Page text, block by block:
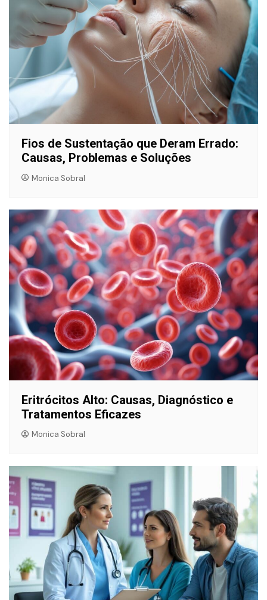
Fios de Sustentação que Deram Errado:
Causas, Problemas e Soluções
Monica Sobral
Eritrócitos Alto: Causas, Diagnóstico e
Tratamentos Eficazes
Monica Sobral